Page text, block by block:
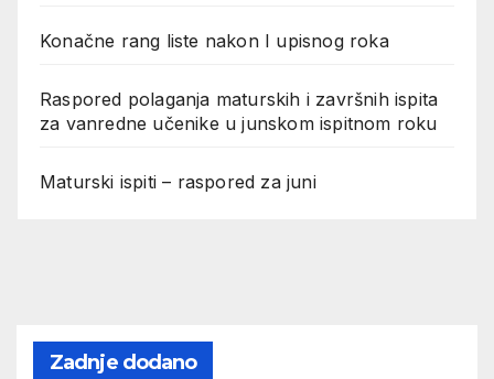
Konačne rang liste nakon I upisnog roka
Raspored polaganja maturskih i završnih ispita
za vanredne učenike u junskom ispitnom roku
Maturski ispiti – raspored za juni
Zadnje dodano